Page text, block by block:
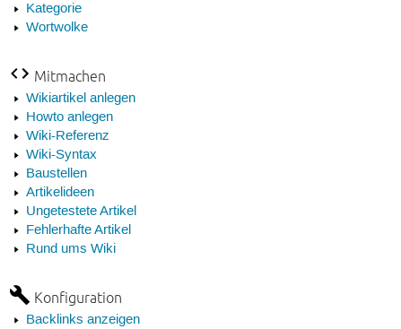
Kategorie
Wortwolke
Mitmachen
Wikiartikel anlegen
Howto anlegen
Wiki-Referenz
Wiki-Syntax
Baustellen
Artikelideen
Ungetestete Artikel
Fehlerhafte Artikel
Rund ums Wiki
Konfiguration
Backlinks anzeigen